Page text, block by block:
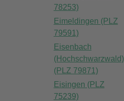
78253)
Eimeldingen (PLZ
79591)
Eisenbach
(Hochschwarzwald)
(PLZ 79871)
Eisingen (PLZ
75239)